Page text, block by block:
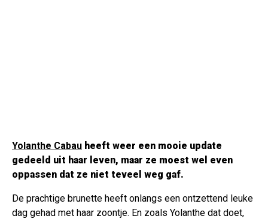
Yolanthe Cabau heeft weer een mooie update
gedeeld uit haar leven, maar ze moest wel even
oppassen dat ze niet teveel weg gaf.
De prachtige brunette heeft onlangs een ontzettend leuke
dag gehad met haar zoontje. En zoals Yolanthe dat doet,